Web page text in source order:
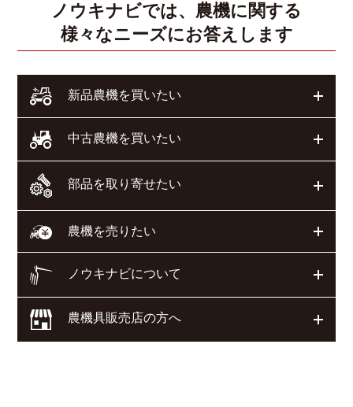
ノウキナビでは、農機に関する
様々なニーズにお答えします
新品農機を買いたい
中古農機を買いたい
部品を取り寄せたい
農機を売りたい
ノウキナビについて
農機具販売店の方へ